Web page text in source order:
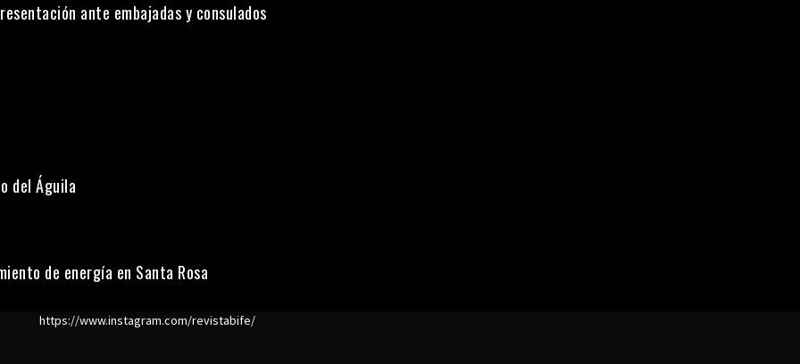
ante embajadas y consulados
del Águila
de energía en Santa Rosa
https://www.instagram.com/revistabife/